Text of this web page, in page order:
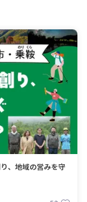
、地域の営みを守